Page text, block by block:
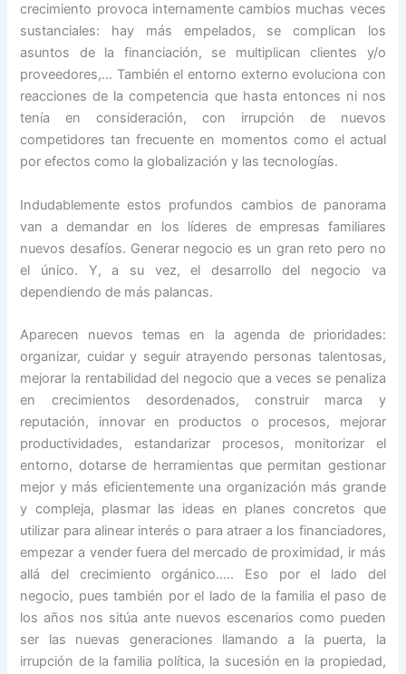
crecimiento provoca internamente cambios muchas veces
sustanciales: hay más empelados, se complican los
asuntos de la financiación, se multiplican clientes y/o
proveedores,… También el entorno externo evoluciona con
reacciones de la competencia que hasta entonces ni nos
tenía en consideración, con irrupción de nuevos
competidores tan frecuente en momentos como el actual
por efectos como la globalización y las tecnologías.
Indudablemente estos profundos cambios de panorama
van a demandar en los líderes de empresas familiares
nuevos desafíos. Generar negocio es un gran reto pero no
el único. Y, a su vez, el desarrollo del negocio va
dependiendo de más palancas.
Aparecen nuevos temas en la agenda de prioridades:
organizar, cuidar y seguir atrayendo personas talentosas,
mejorar la rentabilidad del negocio que a veces se penaliza
en crecimientos desordenados, construir marca y
reputación, innovar en productos o procesos, mejorar
productividades, estandarizar procesos, monitorizar el
entorno, dotarse de herramientas que permitan gestionar
mejor y más eficientemente una organización más grande
y compleja, plasmar las ideas en planes concretos que
utilizar para alinear interés o para atraer a los financiadores,
empezar a vender fuera del mercado de proximidad, ir más
allá del crecimiento orgánico….. Eso por el lado del
negocio, pues también por el lado de la familia el paso de
los años nos sitúa ante nuevos escenarios como pueden
ser las nuevas generaciones llamando a la puerta, la
irrupción de la familia política, la sucesión en la propiedad,